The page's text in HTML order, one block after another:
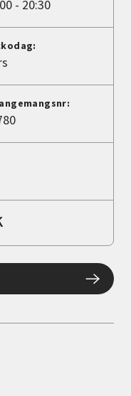
- 20:30